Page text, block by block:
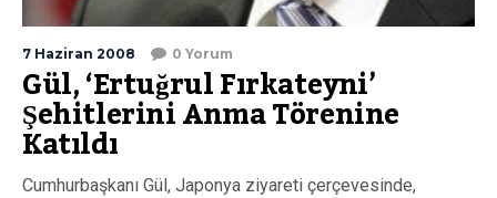
7 Haziran 2008 0 Yorum
Gül, ‘Ertuğrul Fırkateyni’
Şehitlerini Anma Törenine
Katıldı
Cumhurbaşkanı Gül, Japonya ziyareti çerçevesinde,